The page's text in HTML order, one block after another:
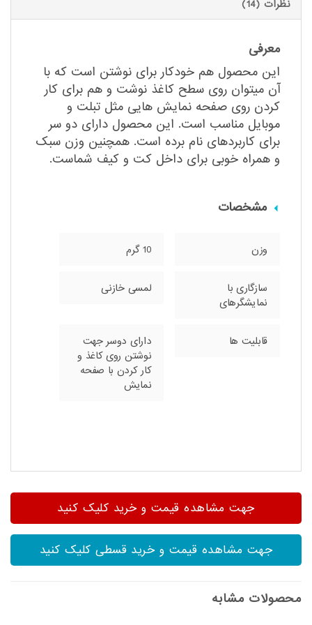
نظرات (14)
معرفی
این محصول هم خودکار برای نوشتن است که با
آن میتوان روی سطح کاغذ نوشت و هم برای کار
کردن روی صفحه نمایش هایی مثل تبلت و
موبایل مناسب است. این محصول دارای دو سر
برای کاربردهای نام برده است. همچنین وزن سبک
و همراه خوبی برای داخل کت و کیف شماست.
مشخصات
وزن 10 گرم
سازگاری با
نمایشگر‌های
لمسی خازنی
قابلیت ها
دارای دوسر جهت
نوشتن روی کاغذ و
کار کردن با صفحه
نمایش
جهت مشاهده قیمت و خرید کلیک کنید
جهت مشاهده قیمت و خرید قسطی کلیک کنید
محصولات مشابه